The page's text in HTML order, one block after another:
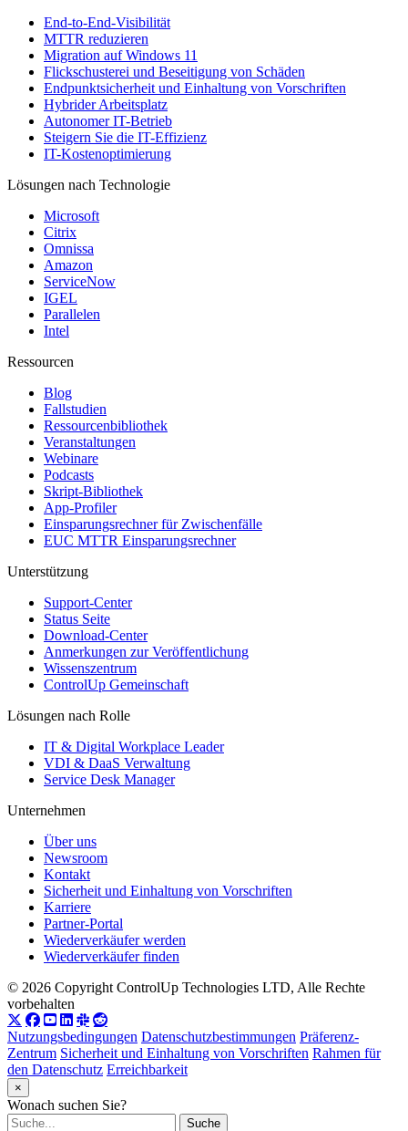
End-to-End-Visibilität
MTTR reduzieren
Migration auf Windows 11
Flickschusterei und Beseitigung von Schäden
Endpunktsicherheit und Einhaltung von Vorschriften
Hybrider Arbeitsplatz
Autonomer IT-Betrieb
Steigern Sie die IT-Effizienz
IT-Kostenoptimierung
Lösungen nach Technologie
Microsoft
Citrix
Omnissa
Amazon
ServiceNow
IGEL
Parallelen
Intel
Ressourcen
Blog
Fallstudien
Ressourcenbibliothek
Veranstaltungen
Webinare
Podcasts
Skript-Bibliothek
App-Profiler
Einsparungsrechner für Zwischenfälle
EUC MTTR Einsparungsrechner
Unterstützung
Support-Center
Status Seite
Download-Center
Anmerkungen zur Veröffentlichung
Wissenszentrum
ControlUp Gemeinschaft
Lösungen nach Rolle
IT & Digital Workplace Leader
VDI & DaaS Verwaltung
Service Desk Manager
Unternehmen
Über uns
Newsroom
Kontakt
Sicherheit und Einhaltung von Vorschriften
Karriere
Partner-Portal
Wiederverkäufer werden
Wiederverkäufer finden
© 2026 Copyright ControlUp Technologies LTD, Alle Rechte
vorbehalten
Nutzungsbedingungen Datenschutzbestimmungen Präferenz-
Zentrum Sicherheit und Einhaltung von Vorschriften Rahmen für
den Datenschutz Erreichbarkeit
×
Wonach suchen Sie?